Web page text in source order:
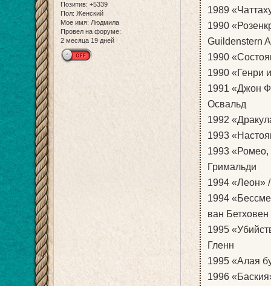
Позитив: +5339
Пол: Женский
Мое имя: Людмила
Провел на форуме:
2 месяца 19 дней
1989
1990
Guildenstern
1990
1990 «Генри
1991 «Джон
Освальд
1992
1993
1993 «Ромео,
Гримальди
1994 «Леон»
1994
ван Бетховен
1995
Гленн
1995 «Алая
1996